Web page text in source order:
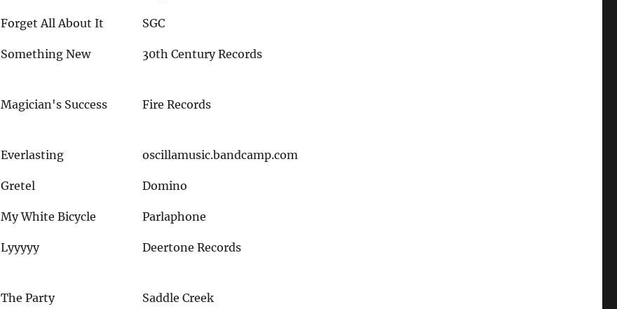
Forget All About It SGC
Something New 30th Century Records
Magician's Success Fire Records
Everlasting oscillamusic.bandcamp.com
Gretel Domino
My White Bicycle Parlaphone
Lyyyyy Deertone Records
The Party Saddle Creek